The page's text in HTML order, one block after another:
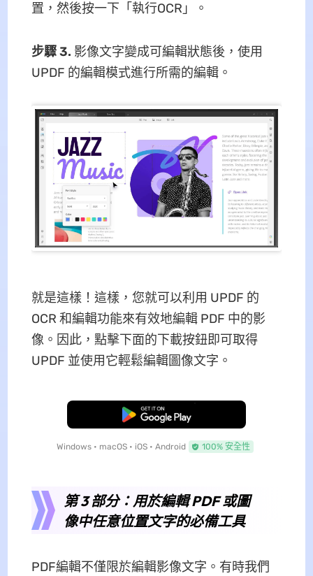
置，然後按一下「執行OCR」。
步驟 3. 影像文字變成可編輯狀態後，使用
UPDF 的編輯模式進行所需的編輯。
就是這樣！這樣，您就可以利用 UPDF 的
OCR 和編輯功能來有效地編輯 PDF 中的影
像。因此，點擊下面的下載按鈕即可取得
UPDF 並使用它輕鬆編輯圖像文字。
免費下載
Windows • macOS • iOS • Android 100% 安全性
第 3 部分：用於編輯 PDF 或圖
像中任意位置文字的必備工具
PDF編輯不僅限於編輯影像文字。有時我們